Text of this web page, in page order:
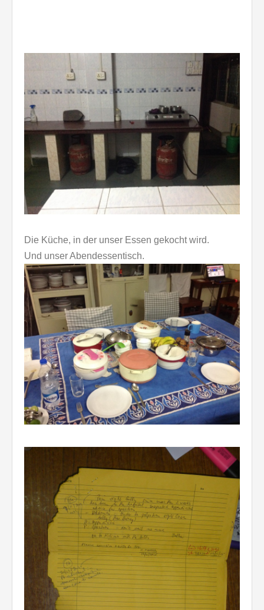
Die Küche, in der unser Essen gekocht wird.
Und unser Abendessentisch.